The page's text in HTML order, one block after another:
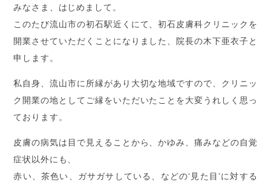
みなさま、はじめまして。
このたび流山市の初石駅近くにて、初石皮膚科クリニックを
開業させていただくことになりました、院長の木下亜衣子と
申します。
私自身、流山市に所縁があり大切な地域ですので、クリニッ
ク開業の地としてご縁をいただいたことを大変うれしく思っ
ております。
皮膚の病気は目で見えることから、かゆみ、痛みなどの自覚
症状以外にも、
赤い、茶色い、ガサガサしている、などの‘見た目’に対する